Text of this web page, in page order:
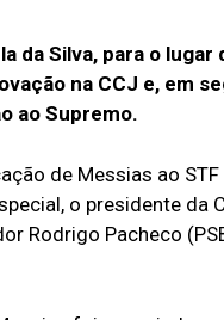
da Silva, para o
na CCJ e, em
ao Supremo.
de Messias ao
o presidente da
Rodrigo Pacheco